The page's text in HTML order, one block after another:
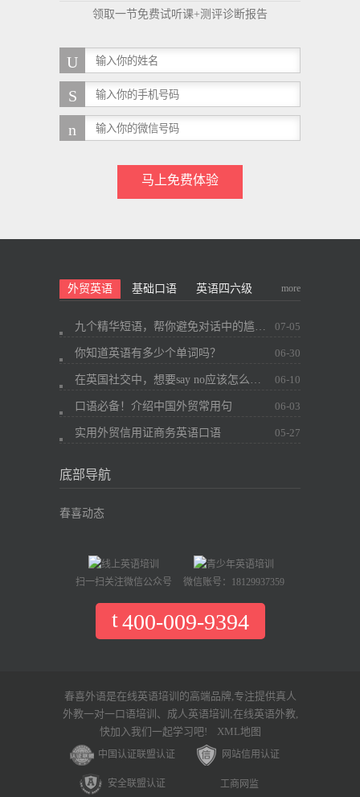
领取一节免费试听课+测评诊断报告
马上免费体验
外贸英语 基础口语 英语四六级 more
07-05
你知道英语有多少个单词吗？ 06-30
06-10
口语必备！介绍中国外贸常用句 06-03
实用外贸信用证商务英语口语 05-27
底部导航
春喜动态
扫一扫关注微信公众号 微信账号：18129937359
400-009-9394
春喜外语是在线英语培训的高端品牌,专注提供真人
外教一对一口语培训、成人英语培训;在线英语外教,
快加入我们一起学习吧! XML地图
中国认证联盟认证 网站信用认证
安全联盟认证 工商网监